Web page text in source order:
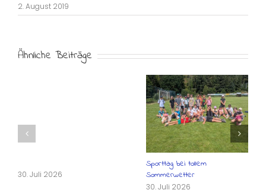
2. August 2019
Ähnliche Beiträge
30. Juli 2026
Sporttag bei tollem
Sommerwetter
30. Juli 2026